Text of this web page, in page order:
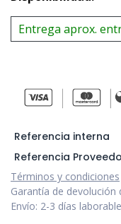
Entrega aprox.
Referencia interna
Referencia
Términos y condiciones
Garantía de devolución
Envío: 2-3 días